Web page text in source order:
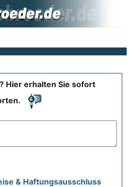
Hier erhalten Sie sofort
& Haftungsausschluss